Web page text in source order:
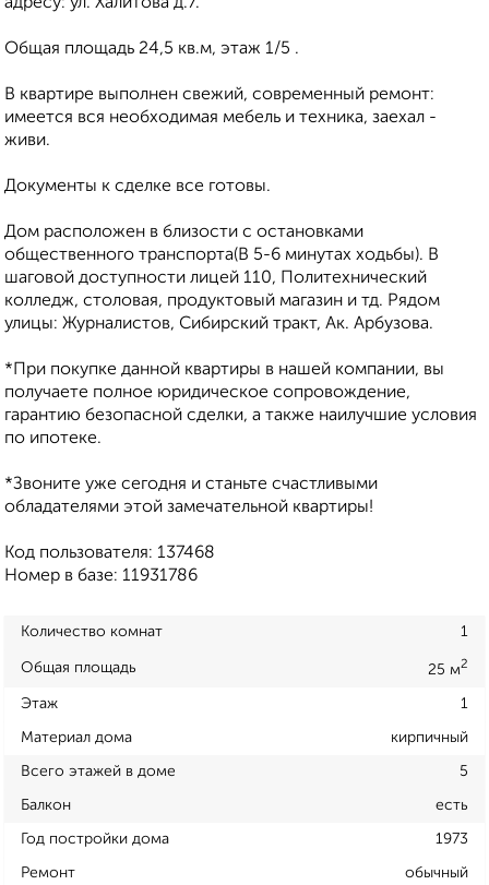
Общая площадь 24,5 кв.м, этаж 1/5 .
В квартире выполнен свежий, современный ремонт:
имеется вся необходимая мебель и техника, заехал -
живи.
Документы к сделке все готовы.
Дом расположен в близости с остановками
общественного транспорта(В 5-6 минутах ходьбы). В
шаговой доступности лицей 110, Политехнический
колледж, столовая, продуктовый магазин и тд. Рядом
улицы: Журналистов, Сибирский тракт, Ак. Арбузова.
*При покупке данной квартиры в нашей компании, вы
получаете полное юридическое сопровождение,
гарантию безопасной сделки, а также наилучшие условия
по ипотеке.
*Звоните уже сегодня и станьте счастливыми
обладателями этой замечательной квартиры!
Код пользователя: 137468
Номер в базе: 11931786
Количество комнат 1
Общая площадь 25 м2
Этаж 1
Материал дома кирпичный
Всего этажей в доме 5
Балкон есть
Год постройки дома 1973
Ремонт обычный